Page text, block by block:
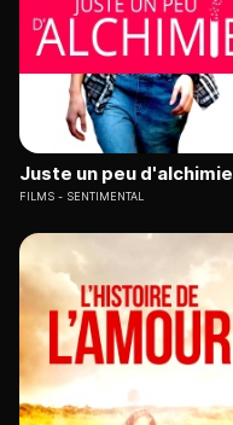
Juste un peu d'alchimie
FILMS SENTIMENTAL